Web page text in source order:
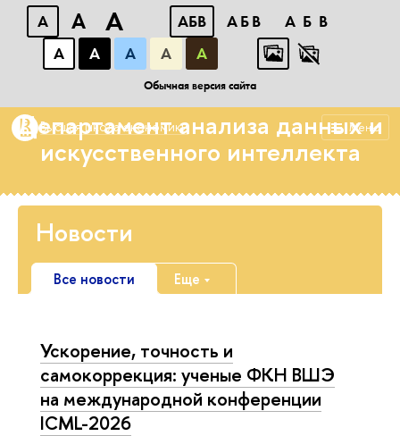
A A A АБB АБB
АБB
А
А А А А
Обычная версия сайта
Меню
Высшая школа экономики
Факультет компьютерных наук
Департамент анализа данных и
искусственного интеллекта
Новости
Все новости Еще
Ускорение, точность и
самокоррекция: ученые ФКН ВШЭ
на международной конференции
ICML-2026